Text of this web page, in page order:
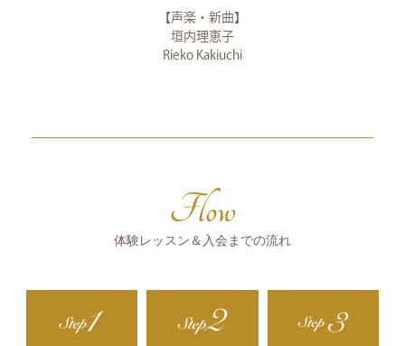
【声楽・新曲】
垣内理恵子
Rieko Kakiuchi
Flow
体験レッスン＆入会までの流れ